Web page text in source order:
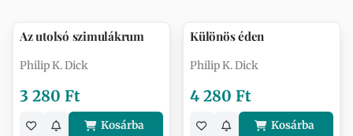
Az utolsó szimulákrum
Philip K. Dick
3 280 Ft
Kosárba
Különös éden
Philip K. Dick
4 280 Ft
Kosárba